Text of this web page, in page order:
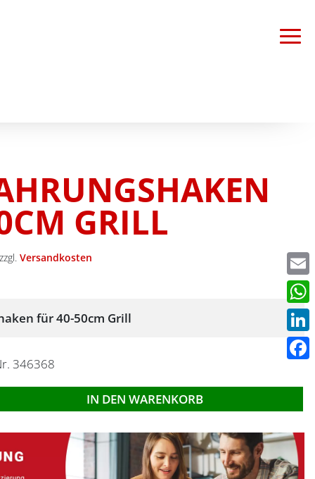
GRILL
zzgl. Versandkosten
für 40-50cm Grill
346368
IN DEN WARENKORB
Email